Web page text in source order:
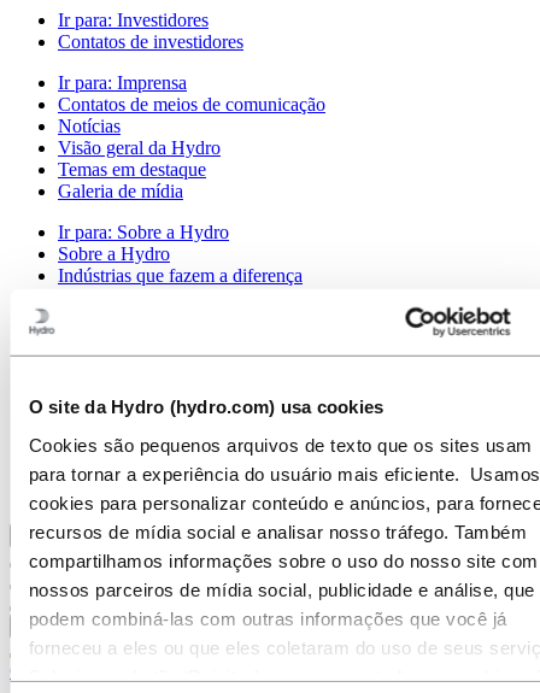
O site da Hydro (hydro.com) usa cookies
Cookies são pequenos arquivos de texto que os sites usam
para tornar a experiência do usuário mais eficiente. Usamos
cookies para personalizar conteúdo e anúncios, para
recursos de mídia social e analisar nosso tráfego. Também
compartilhamos informações sobre o uso do nosso site com
nossos parceiros de mídia social, publicidade e análise, que
podem combiná-las com outras informações que você já
forneceu a eles ou que eles coletaram do uso de seus
Ir para: Investidores
Contatos de investidores
Ir para: Imprensa
Contatos de meios de comunicação
Notícias
Visão geral da Hydro
Temas em destaque
Galeria de mídia
Ir para: Sobre a Hydro
Sobre a Hydro
Indústrias que fazem a diferença
Nossos negócios
Gerenciamento e Organização
Suprimentos
Patrocínios
Stories By Hydro
Voltar ao menu principal
Fechar
Carreiras